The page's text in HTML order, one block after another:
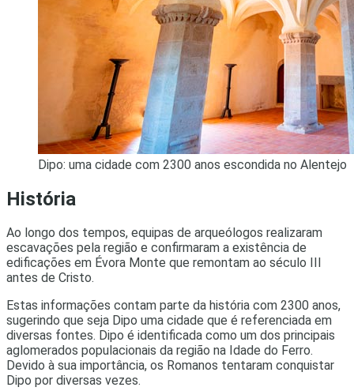
Dipo: uma cidade com 2300 anos escondida no Alentejo
História
Ao longo dos tempos, equipas de arqueólogos realizaram
escavações pela região e confirmaram a existência de
edificações em Évora Monte que remontam ao século III
antes de Cristo.
Estas informações contam parte da história com 2300 anos,
sugerindo que seja Dipo uma cidade que é referenciada em
diversas fontes. Dipo é identificada como um dos principais
aglomerados populacionais da região na Idade do Ferro.
Devido à sua importância, os Romanos tentaram conquistar
Dipo por diversas vezes.